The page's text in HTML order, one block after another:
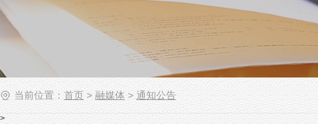
当前位置： 首页 > 融媒体 > 通知公告
>